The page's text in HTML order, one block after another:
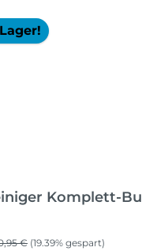
Komplett-
Preis:
€ (19.39% gespart)